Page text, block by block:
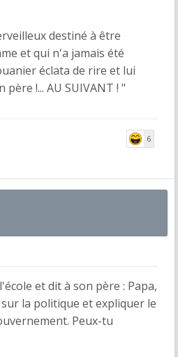
destiné à être
et qui n'a jamais été
éclata de rire et lui
!... AU SUIVANT ! "
6
et dit à son père : Papa,
la politique et expliquer le
Peux-tu